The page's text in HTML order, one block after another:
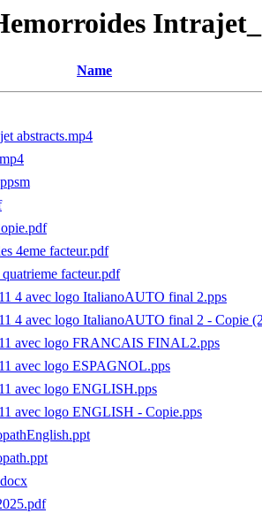
Intrajet_
Name
abstracts.mp4
4eme facteur.pdf
facteur.pdf
4 avec logo ItalianoAUTO final 2.pps
4 avec logo ItalianoAUTO final 2 - Copie
avec logo FRANCAIS FINAL2.pps
avec logo ESPAGNOL.pps
avec logo ENGLISH.pps
avec logo ENGLISH - Copie.pps